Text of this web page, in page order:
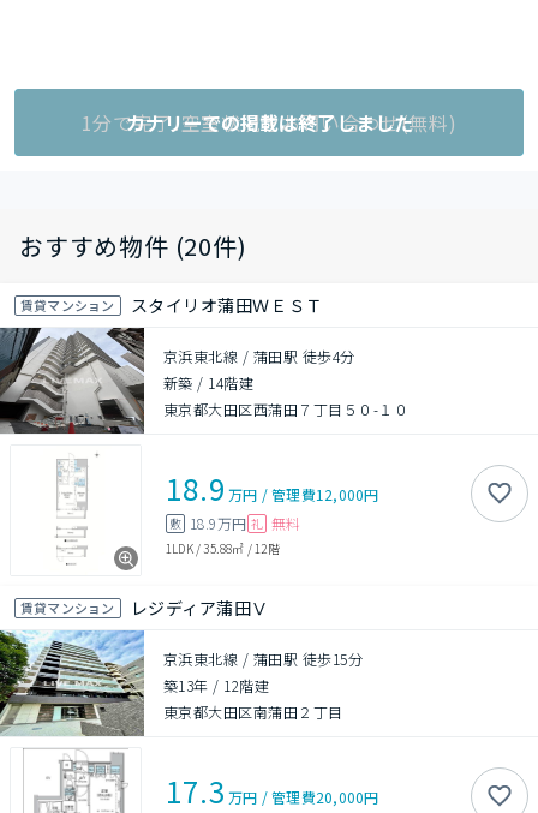
1分で完了!空室状況をお問い合わせ(無料)
カナリーでの掲載は終了しました
おすすめ物件 (20件)
賃貸マンション スタイリオ蒲田ＷＥＳＴ
京浜東北線 / 蒲田駅 徒歩4分
新築 / 14階建
東京都大田区西蒲田７丁目５０-１０
18.9 万円 /管理費12,000円
敷 18.9万円 礼 無料
1LDK/35.88㎡ / 12階
賃貸マンション レジディア蒲田Ⅴ
京浜東北線 / 蒲田駅 徒歩15分
築13年 / 12階建
東京都大田区南蒲田２丁目
17.3 万円 /管理費20,000円